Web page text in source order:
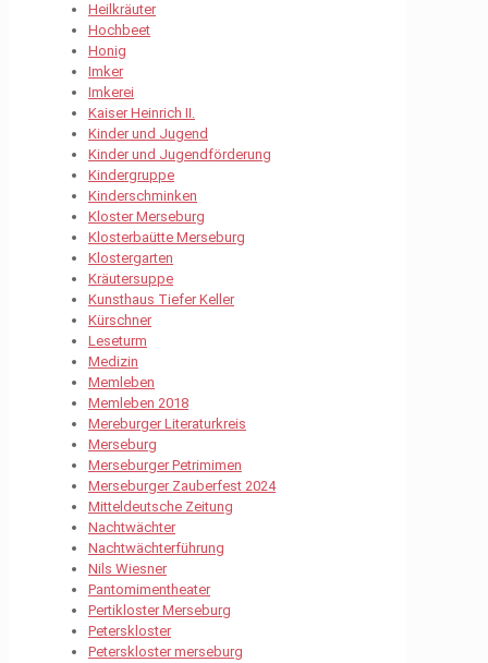
Heilkräuter
Hochbeet
Honig
Imker
Imkerei
Kaiser Heinrich II.
Kinder und Jugend
Kinder und Jugendförderung
Kindergruppe
Kinderschminken
Kloster Merseburg
Klosterbaütte Merseburg
Klostergarten
Kräutersuppe
Kunsthaus Tiefer Keller
Kürschner
Leseturm
Medizin
Memleben
Memleben 2018
Mereburger Literaturkreis
Merseburg
Merseburger Petrimimen
Merseburger Zauberfest 2024
Mitteldeutsche Zeitung
Nachtwächter
Nachtwächterführung
Nils Wiesner
Pantomimentheater
Pertikloster Merseburg
Peterskloster
Peterskloster merseburg